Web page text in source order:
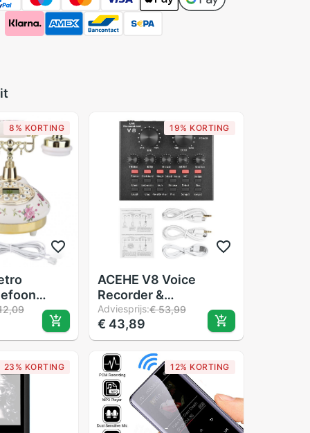
8% KORTING
Home
19% KORTING
ACEHE V8 Voice
Recorder &
Geluidskaart Set -
Draagbare Microfoon
voor Live Uitzending &
Computer Opname
Adviesprijs:€ 53,99
€ 43,89
23% KORTING 12% KORTING